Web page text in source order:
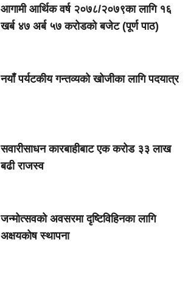
आगामी आर्थिक वर्ष २०७८/२०७९का लागि १६
खर्ब ४७ अर्ब ५७ करोडको बजेट (पूर्ण पाठ)
नयाँ पर्यटकीय गन्तव्यको खोजीका लागि पदयात्र
सवारीसाधन कारबाहीबाट एक करोड ३३ लाख
बढी राजस्व
जन्मोत्सवको अवसरमा दृष्टिविहिनका लागि
अक्षयकोष स्थापना